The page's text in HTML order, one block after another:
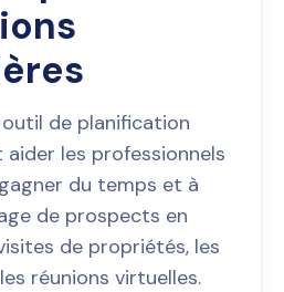
de planification
les professionnels
du temps et à
de prospects en
de propriétés, les
réunions virtuelles.